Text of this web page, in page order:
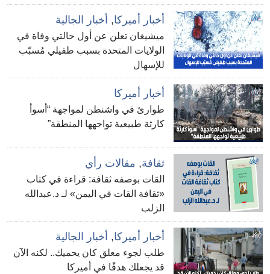
أخبار أميركا, أخبار الجالية
ميشيغان تعلن عن أول حالتي وفاة في
الولايات المتحدة بسبب طفيلي مُسبّب
للإسهال
أخبار أميركا
طوارئ في واشنطن لمواجهة “أسوأ
كارثة طبيعية تواجهها المنطقة”
ثقافة, مقالات رأي
القات بوصفه ثقافة: قراءة في كتاب
«ثقافة القات في اليمن» لـ د.عبدالله
الزلب
أخبار أميركا, أخبار الجالية
طلب لجوء معلق كان يحميك.. لكنه الآن
قد يجعلك هدفًا في أميركا